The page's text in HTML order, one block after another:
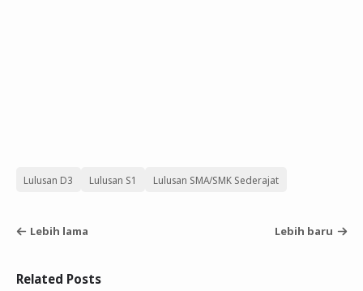
Lulusan D3 Lulusan S1 Lulusan SMA/SMK Sederajat
Lebih lama Lebih baru
Related Posts